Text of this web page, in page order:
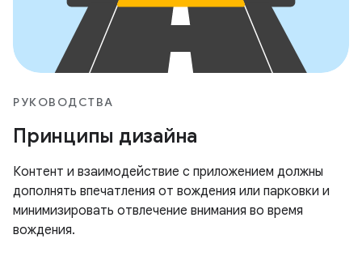
РУКОВОДСТВА
Принципы дизайна
Контент и взаимодействие с приложением должны
дополнять впечатления от вождения или парковки и
минимизировать отвлечение внимания во время
вождения.